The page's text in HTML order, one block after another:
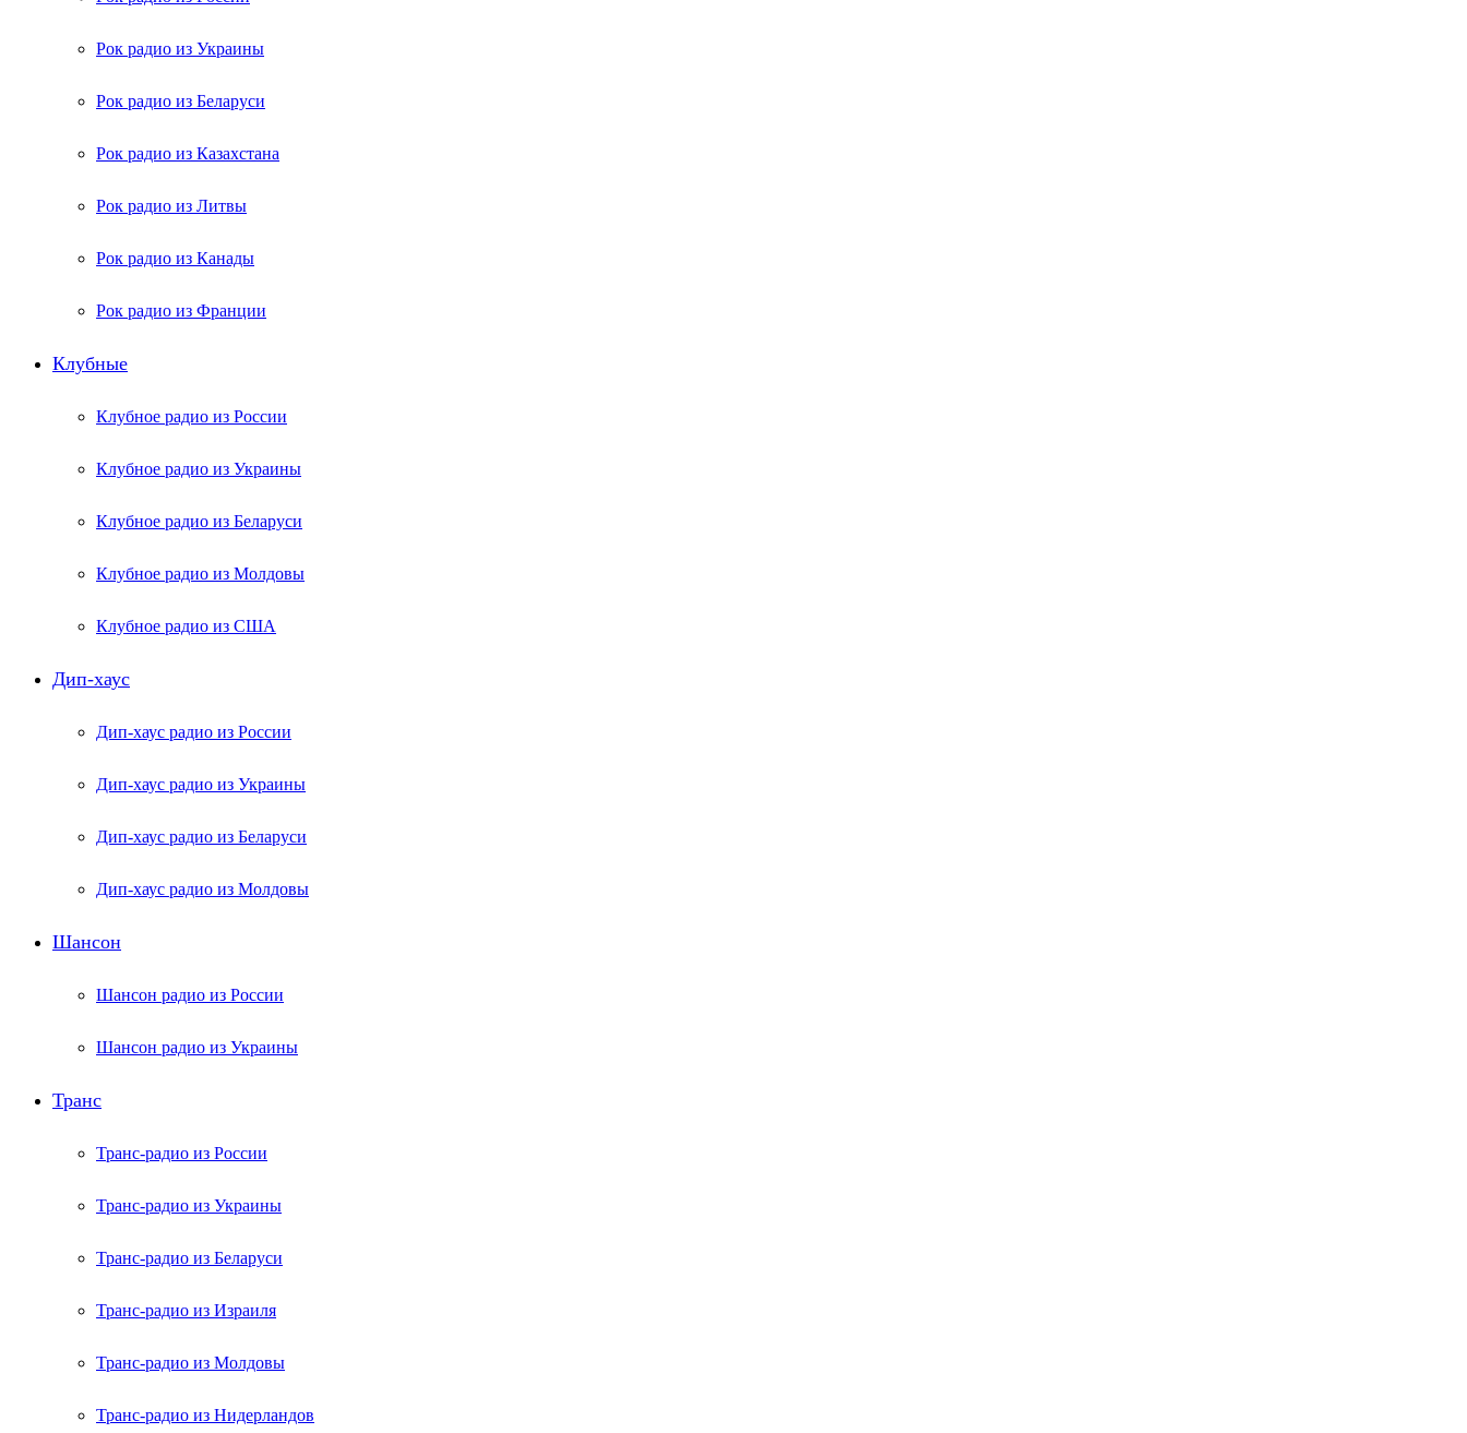
Рок радио из Украины
Рок радио из Беларуси
Рок радио из Казахстана
Рок радио из Литвы
Рок радио из Канады
Рок радио из Франции
Клубные
Клубное радио из России
Клубное радио из Украины
Клубное радио из Беларуси
Клубное радио из Молдовы
Клубное радио из США
Дип-хаус
Дип-хаус радио из России
Дип-хаус радио из Украины
Дип-хаус радио из Беларуси
Дип-хаус радио из Молдовы
Шансон
Шансон радио из России
Шансон радио из Украины
Транс
Транс-радио из России
Транс-радио из Украины
Транс-радио из Беларуси
Транс-радио из Израиля
Транс-радио из Молдовы
Транс-радио из Нидерландов